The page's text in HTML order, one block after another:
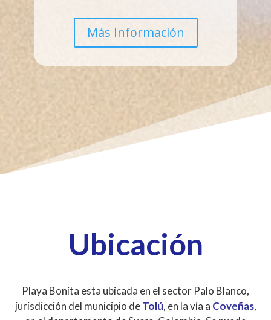
Más Información
Ubicación
Playa Bonita esta ubicada en el sector Palo Blanco,
jurisdicción del municipio deTolú, en la vía a Coveñas,